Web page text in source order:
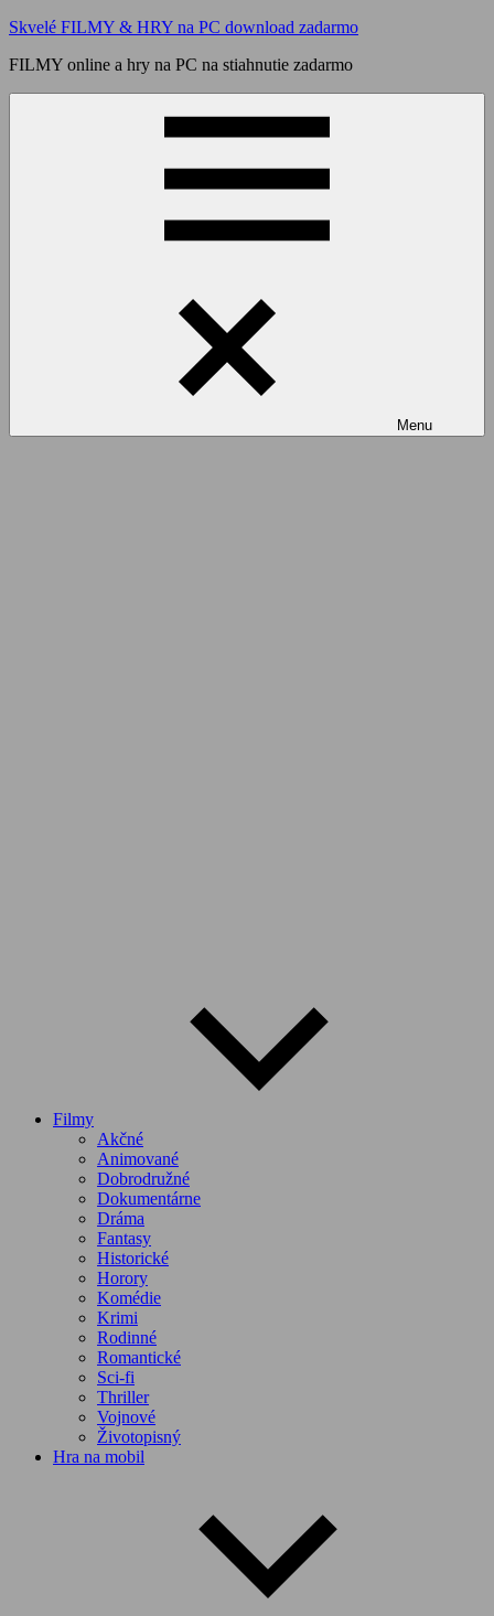
Skip
content
Skvelé FILMY & HRY na PC download zadarmo
FILMY online a hry na PC na stiahnutie zadarmo
Menu
Filmy
Akčné
Animované
Dobrodružné
Dokumentárne
Dráma
Fantasy
Historické
Horory
Komédie
Krimi
Rodinné
Romantické
Sci-fi
Thriller
Vojnové
Životopisný
Hra na mobil